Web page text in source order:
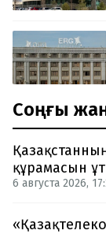
Соңғы
құрамасын
6 августа 2026,